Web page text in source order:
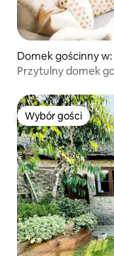
Domek gościnny
Przytulny domek
Wybór gości
Wybór gości